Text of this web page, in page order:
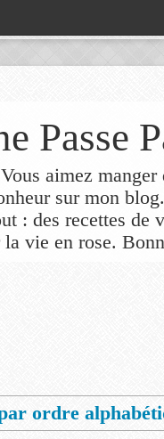
Passe
aimez
sur mon
: des recettes de
vie en rose.
ordre